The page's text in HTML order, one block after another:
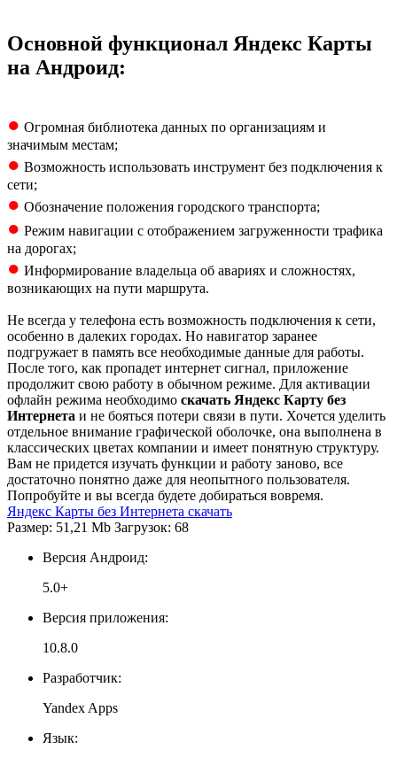
Основной функционал Яндекс Карты
на Андроид:
● Огромная библиотека данных по организациям и
значимым местам;
● Возможность использовать инструмент без подключения к
сети;
● Обозначение положения городского транспорта;
● Режим навигации с отображением загруженности трафика
на дорогах;
● Информирование владельца об авариях и сложностях,
возникающих на пути маршрута.
Не всегда у телефона есть возможность подключения к сети,
особенно в далеких городах. Но навигатор заранее
подгружает в память все необходимые данные для работы.
После того, как пропадет интернет сигнал, приложение
продолжит свою работу в обычном режиме. Для активации
офлайн режима необходимо скачать Яндекс Карту без
Интернета и не бояться потери связи в пути. Хочется уделить
отдельное внимание графической оболочке, она выполнена в
классических цветах компании и имеет понятную структуру.
Вам не придется изучать функции и работу заново, все
достаточно понятно даже для неопытного пользователя.
Попробуйте и вы всегда будете добираться вовремя.
Яндекс Карты без Интернета скачать
Размер: 51,21 Mb Загрузок: 68
Версия Андроид:
5.0+
Версия приложения:
10.8.0
Разработчик:
Yandex Apps
Язык: